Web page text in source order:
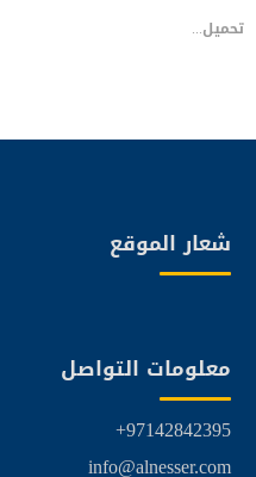
تحميل...
شعار الموقع
معلومات التواصل
97142842395+
info@alnesser.com